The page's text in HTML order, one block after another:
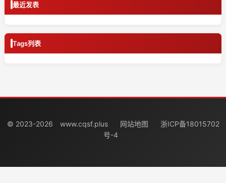
最近发表
Tags列表
© 2023-2026 www.cqsf.plus 网站地图
浙ICP备18015702
号-4